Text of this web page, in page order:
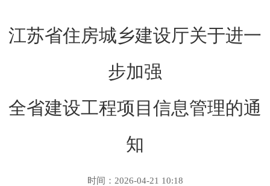
江苏省住房城乡建设厅关于进一
步加强
全省建设工程项目信息管理的通
知
时间：2026-04-21 10:18